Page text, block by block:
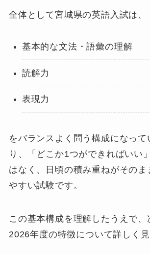
全体として宮城県の英語入試は、
基本的な文法・語彙の理解
読解力
表現力
をバランスよく問う構成になって
り、「どこか1つができればいい
はなく、日頃の積み重ねがそのま
やすい試験です。
この基本構成を理解したうえで、
2026年度の特徴について詳しく見